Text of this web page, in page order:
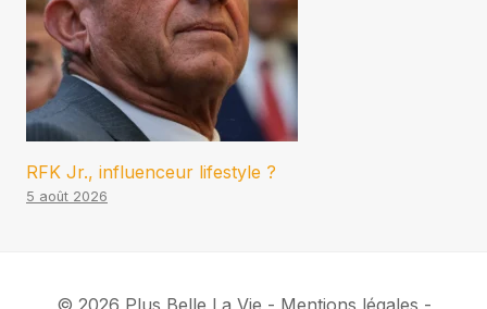
RFK Jr., influenceur lifestyle ?
5 août 2026